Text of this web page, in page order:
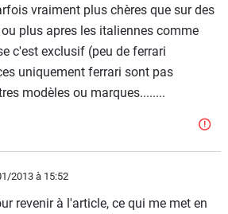
vraiment plus chères que sur des
plus apres les italiennes comme
c'est exclusif (peu de ferrari
uniquement ferrari sont pas
modèles ou marques........
2013 à 15:52
revenir à l'article, ce qui me met en